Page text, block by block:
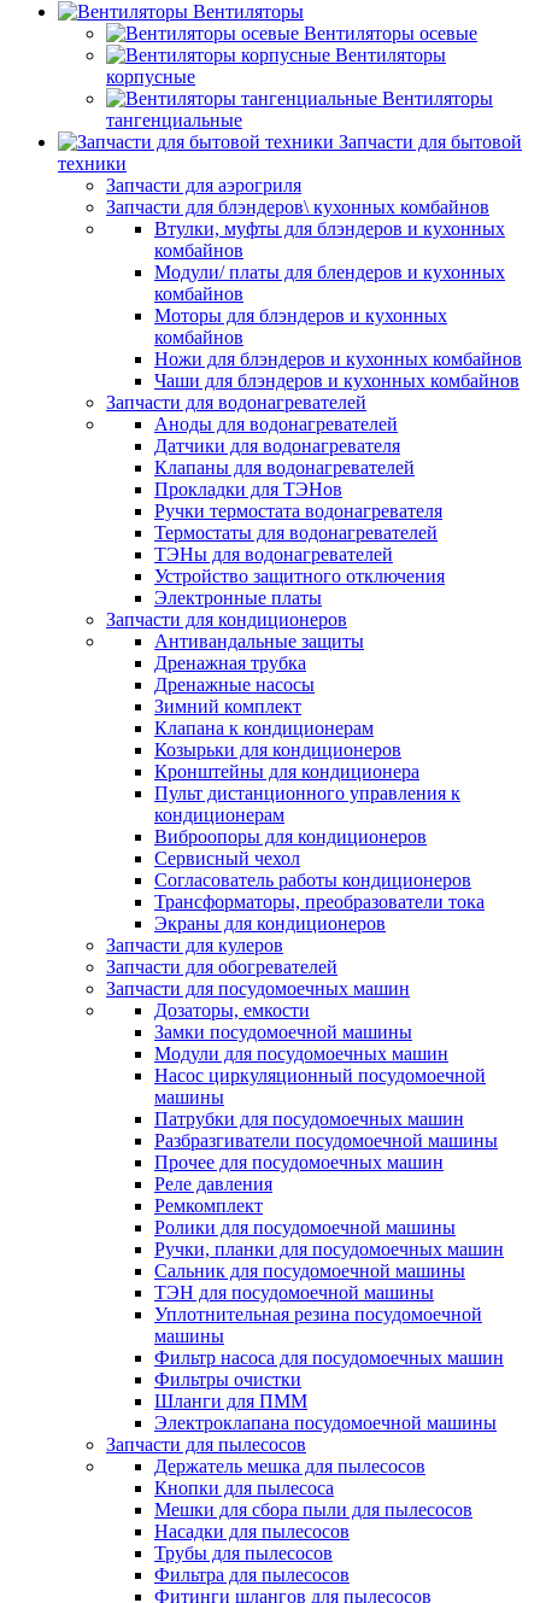
Вентиляторы
Вентиляторы осевые
Вентиляторы
корпусные
Вентиляторы
тангенциальные
Запчасти для бытовой
техники
Запчасти для аэрогриля
Запчасти для блэндеров\ кухонных комбайнов
Втулки, муфты для блэндеров и кухонных
комбайнов
Модули/ платы для блендеров и кухонных
комбайнов
Моторы для блэндеров и кухонных
комбайнов
Ножи для блэндеров и кухонных комбайнов
Чаши для блэндеров и кухонных комбайнов
Запчасти для водонагревателей
Аноды для водонагревателей
Датчики для водонагревателя
Клапаны для водонагревателей
Прокладки для ТЭНов
Ручки термостата водонагревателя
Термостаты для водонагревателей
ТЭНы для водонагревателей
Устройство защитного отключения
Электронные платы
Запчасти для кондиционеров
Антивандальные защиты
Дренажная трубка
Дренажные насосы
Зимний комплект
Клапана к кондиционерам
Козырьки для кондиционеров
Кронштейны для кондиционера
Пульт дистанционного управления к
кондиционерам
Виброопоры для кондиционеров
Сервисный чехол
Согласователь работы кондиционеров
Трансформаторы, преобразователи тока
Экраны для кондиционеров
Запчасти для кулеров
Запчасти для обогревателей
Запчасти для посудомоечных машин
Дозаторы, емкости
Замки посудомоечной машины
Модули для посудомоечных машин
Насос циркуляционный посудомоечной
машины
Патрубки для посудомоечных машин
Разбразгиватели посудомоечной машины
Прочее для посудомоечных машин
Реле давления
Ремкомплект
Ролики для посудомоечной машины
Ручки, планки для посудомоечных машин
Сальник для посудомоечной машины
ТЭН для посудомоечной машины
Уплотнительная резина посудомоечной
машины
Фильтр насоса для посудомоечных машин
Фильтры очистки
Шланги для ПММ
Электроклапана посудомоечной машины
Запчасти для пылесосов
Держатель мешка для пылесосов
Кнопки для пылесоса
Мешки для сбора пыли для пылесосов
Насадки для пылесосов
Трубы для пылесосов
Фильтра для пылесосов
Фитинги шлангов для пылесосов